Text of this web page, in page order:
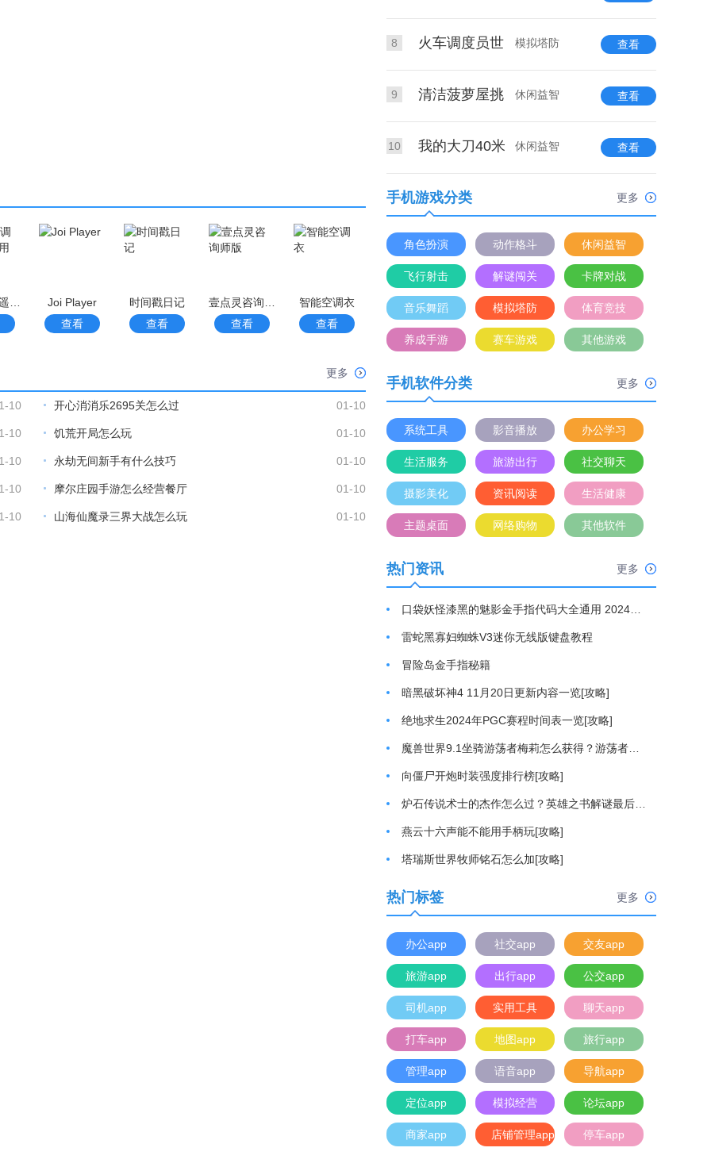
Joi Player
查看
时间戳日记
查看
查看
智能空调衣
查看
更多
10 开心消消乐2695关怎么过 01-10
10 饥荒开局怎么玩 01-10
10 永劫无间新手有什么技巧 01-10
10 摩尔庄园手游怎么经营餐厅 01-10
10 山海仙魔录三界大战怎么玩 01-10
8 火车调度员世 模拟塔防 查看
9 清洁菠萝屋挑 休闲益智 查看
10 我的大刀40米 休闲益智 查看
手机游戏分类 更多
角色扮演 动作格斗 休闲益智
飞行射击 解谜闯关 卡牌对战
音乐舞蹈 模拟塔防 体育竞技
养成手游 赛车游戏 其他游戏
手机软件分类 更多
系统工具 影音播放 办公学习
生活服务 旅游出行 社交聊天
摄影美化 资讯阅读 生活健康
主题桌面 网络购物 其他软件
热门资讯 更多
雷蛇黑寡妇蜘蛛V3迷你无线版键盘教程
冒险岛金手指秘籍
暗黑破坏神4 11月20日更新内容一览[攻略]
绝地求生2024年PGC赛程时间表一览[攻略]
向僵尸开炮时装强度排行榜[攻略]
燕云十六声能不能用手柄玩[攻略]
塔瑞斯世界牧师铭石怎么加[攻略]
热门标签 更多
办公app 社交app 交友app
旅游app 出行app 公交app
司机app 实用工具 聊天app
打车app 地图app 旅行app
管理app 语音app 导航app
定位app 模拟经营 论坛app
商家app 店铺管理app 停车app